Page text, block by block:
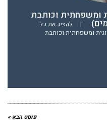
ומשפחתית וכותבת
|
להציג את כל
ומשפחתית וכותבת
פוסט הבא »